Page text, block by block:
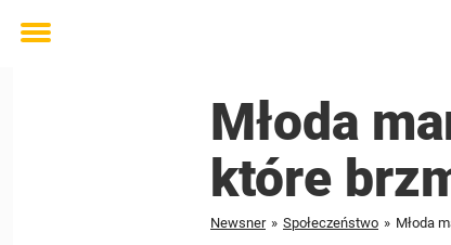
Toggle
Młoda
które
Newsner » Społeczeństwo » Młoda